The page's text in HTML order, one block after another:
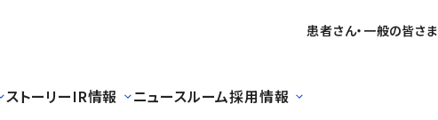
患者さん・一般の皆さま
ストーリーIR情報 ニュースルーム採用情報